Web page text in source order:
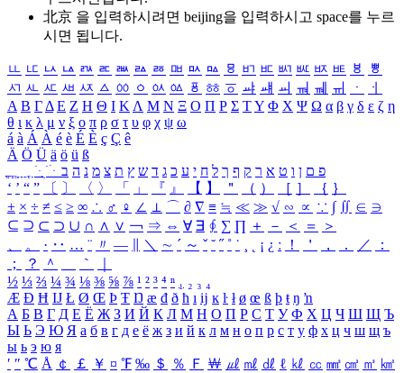
北京 을 입력하시려면 beijing을 입력하시고 space를 누르
시면 됩니다.
ㅥ ㅦ ㅧ ㅨ ㅩ ㅪ ㅫ ㅬ ㅭ ㅮ ㅯ ㅰ ㅱ ㅲ ㅳ ㅴ ㅵ ㅶ ㅷ ㅸ
ㅹ
ㅺ ㅻ ㅼ ㅽ ㅾ ㅿ ㆀ ㆁ ㆂ ㆃ ㆄ ㆅ ㆆ ㆇ ㆈ ㆉ ㆊ ㆋ ㆌ ㆍ
ㆎ
Α Β ΓΔ Ε Ζ Η Θ Ι ΚΛ Μ Ν Ξ Ο Π Ρ Σ ΤΥ Φ Χ Ψ Ω α β γ δ ε ζ η
θ ι κ λ μ ν ξ ο π ρ σ τ υ φ χ ψ ω
á à Á À é è É È ç Ç ê
Ä Ö Ü ä ö ü ß
ִֶֹ ֻּ ׁׂ פ ם ן ו ט א ר ק ף ך ל ח י ע כ ג ד ש ץ ת צ מ נ ה ב
‘ ’ “ ” 〔 〕 〈 〉 「 」 『 』 【 】 ＂ （ ） ［ ］ ｛ ｝
± × ÷ ≠ ≤ ≥ ∞ ∴ ♂ ♀ ∠ ⊥ ⌒ ∂ ∇ ≡ ≒ ≪ ≫ √ ∽ ∝ ∵ ∫ ∬ ∈ ∋
⊆ ⊇ ⊂ ⊃ ∪ ∩ ∧ ∨ ￢ ⇒ ⇔ ∀ ∃ ∮ ∑ ∏ ＋ － ＜ ＝
＞
、
。 · ‥ … ¨ 〃 ― ＼ ∼ ´ ～ ˇ ˘ ˝ ˚ ˙ ¸ ¡ ¿ ː ！ ＇ ， ． ／
：
；
？ ＾ ｀
½ ⅓ ⅔ ¼ ¾ ⅛ ⅜ ⅝ ⅞ ¹ ² ³ ⁴ ⁿ ₁ ₂ ₃ ₄
Æ Ð Ħ Ĳ Ł Ø Œ Þ Ŧ Ŋ æ đ ð ħ ı ĳ ĸ ŀ ł ø œ ß þ ŧ ŋ ŉ
А Б В Г Д Е Ё Ж З И Й К Л М Н О П Р С Т У Ф Х Ц Ч Ш Щ Ъ
Ы Ь Э Ю Я а б в г д е ё ж з и й к л м н о п р с т у ф х ц ч ш щ ъ
ы ь э ю я
′ ″ ℃ Å ￠ ￡ ￥ ¤ ℉ ‰ ＄ ％ Ｆ ￦ ㎕ ㎖ ㎗ ℓ ㎘ ㏄ ㎣ ㎤ ㎥ ㎦